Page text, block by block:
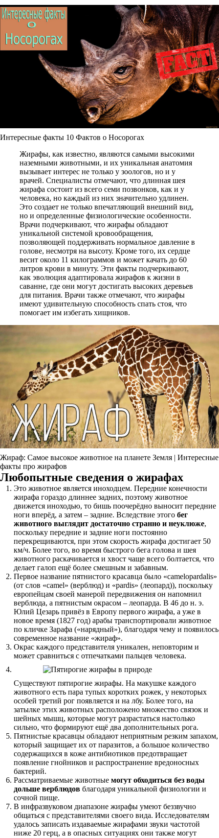
Интересные факты 10 Фактов о Носорогах
Жирафы, как известно, являются самыми высокими
наземными животными, и их уникальная анатомия
вызывает интерес не только у зоологов, но и у
врачей. Специалисты отмечают, что длинная шея
жирафа состоит из всего семи позвонков, как и у
человека, но каждый из них значительно удлинен.
Это создает не только впечатляющий внешний вид,
но и определенные физиологические особенности.
Врачи подчеркивают, что жирафы обладают
уникальной системой кровообращения,
позволяющей поддерживать нормальное давление в
голове, несмотря на высоту. Кроме того, их сердце
весит около 11 килограммов и может качать до 60
литров крови в минуту. Эти факты подчеркивают,
как эволюция адаптировала жирафов к жизни в
саванне, где они могут достигать высоких деревьев
для питания. Врачи также отмечают, что жирафы
имеют удивительную способность спать стоя, что
помогает им избегать хищников.
Жираф: Самое высокое животное на планете Земля | Интересные
факты про жирафов
Любопытные сведения о жирафах
Это животное является иноходцем. Передние конечности
жирафа гораздо длиннее задних, поэтому животное
движется иноходью, то бишь поочерёдно выносит передние
ноги вперёд, а затем – задние. Вследствие этого бег
животного выглядит достаточно странно и неуклюже,
поскольку передние и задние ноги постоянно
перекрещиваются, при этом скорость жирафа достигает 50
км/ч. Более того, во время быстрого бега голова и шея
животного раскачивается и хвост чаще всего болтается, что
делает галоп ещё более смешным и забавным.
Первое название пятнистого красавца было «camelopardalis»
(от слов «camel» (верблюд) и «pardis» (леопард)), поскольку
европейцам своей манерой передвижения он напомнил
верблюда, а пятнистым окрасом – леопарда. В 46 до н. э.
Юлий Цезарь привёз в Европу первого жирафа, а уже в
новое время (1827 год) арабы транспортировали животное
по кличке Зарафа («нарядный»), благодаря чему и появилось
современное название «жираф».
Окрас каждого представителя уникален, неповторим и
может сравниться с отпечатками пальцев человека.
Существуют пятирогие жирафы. На макушке каждого
животного есть пара тупых коротких рожек, у некоторых
особей третий рог появляется и на лбу. Более того, на
затылке этих животных расположено множество связок и
шейных мышц, которые могут разрастаться настолько
сильно, что формируют ещё два дополнительных рога.
Пятнистые красавцы обладают неприятным резким запахом,
который защищает их от паразитов, а большое количество
содержащихся в коже антибиотиков предотвращает
появление гнойников и распространение вредоносных
бактерий.
Рассматриваемые животные могут обходиться без воды
дольше верблюдов благодаря уникальной физиологии и
сочной пище.
В инфразвуковом диапазоне жирафы умеют беззвучно
общаться с представителями своего вида. Исследователям
удалось записать издаваемые жирафами звуки частотой
ниже 20 герц, а в опасных ситуациях они также могут